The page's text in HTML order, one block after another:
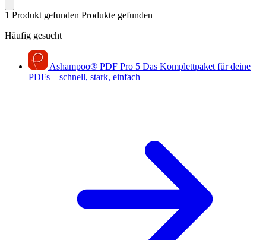
1 Produkt gefunden Produkte gefunden
Häufig gesucht
Ashampoo® PDF Pro 5 Das Komplettpaket für deine
PDFs – schnell, stark, einfach